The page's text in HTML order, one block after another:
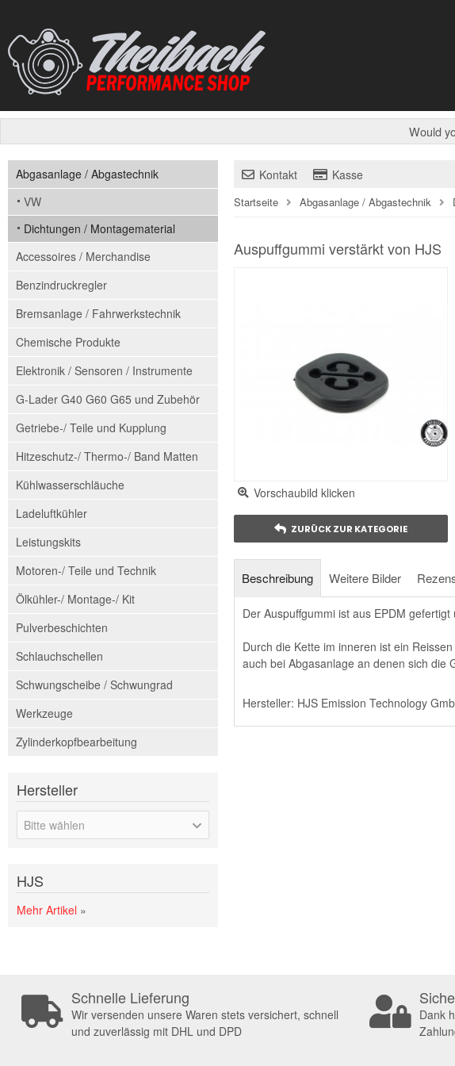
Would
Kontakt Kasse
Startseite Abgasanlage / Abgastechnik
Auspuffgummi verstärkt von HJS
Vorschaubild klicken
ZURÜCK ZUR KATEGORIE
Beschreibung Weitere Bilder
Der Auspuffgummi ist aus EPDM
Durch die Kette im inneren ist ein
auch bei Abgasanlage an denen sich die
Hersteller: HJS Emission Technology
Abgasanlage / Abgastechnik
VW
Dichtungen / Montagematerial
Accessoires / Merchandise
Benzindruckregler
Bremsanlage / Fahrwerkstechnik
Chemische Produkte
Elektronik / Sensoren / Instrumente
G-Lader G40 G60 G65 und Zubehör
Getriebe-/ Teile und Kupplung
Hitzeschutz-/ Thermo-/ Band Matten
Kühlwasserschläuche
Ladeluftkühler
Leistungskits
Motoren-/ Teile und Technik
Ölkühler-/ Montage-/ Kit
Pulverbeschichten
Schlauchschellen
Schwungscheibe / Schwungrad
Werkzeuge
Zylinderkopfbearbeitung
Hersteller
Bitte wählen
HJS
Mehr Artikel »
Schnelle Lieferung
Wir versenden unsere Waren stets versichert, schnell
und zuverlässig mit DHL und DPD
Dank